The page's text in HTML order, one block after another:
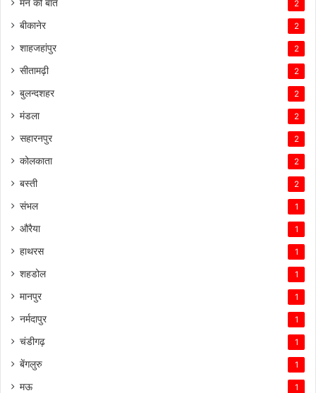
मन की बात 2
बीकानेर 2
शाहजहांपुर 2
सीतामढ़ी 2
बुलन्दशहर 2
मंडला 2
सहारनपुर 2
कोलकाता 2
बस्ती 2
संभल 1
औरैया 1
हाथरस 1
शहडोल 1
मानपुर 1
नर्मदापुर 1
चंडीगढ़ 1
बेंगलुरु 1
मऊ 1